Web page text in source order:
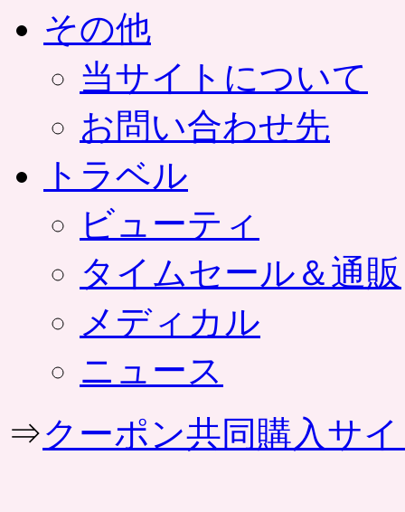
その他
当サイトについて
お問い合わせ先
トラベル
ビューティ
タイムセール＆通販
メディカル
ニュース
⇒クーポン共同購入サ